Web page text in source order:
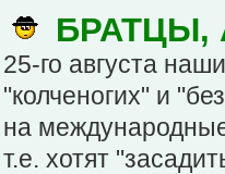
БРАТЦЫ,
25-го августа
"колченогих" и
на
т.е. хотят